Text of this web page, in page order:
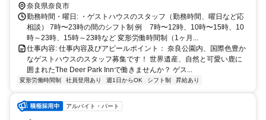
奈良県奈良市
勤務時間・曜日: ・ゲストハウスのスタッフ（勤務時間、曜日など応
相談） 7時〜23時の間のシフト制 例 7時〜12時、10時〜15時、10
時～23時、15時～23時など 変形労働時間制（1ヶ月...
仕事内容: 仕事内容及びアピールポイント： 奈良公園内、国際色豊か
なゲストハウスのスタッフ募集です！ 世界遺産、自然と可愛い鹿に
囲まれたThe Deer Park Innで働きませんか？ ゲス...
変形労働時間制 社員登用あり 週1日からOK シフト制 昇給あり
アルバイト・パート